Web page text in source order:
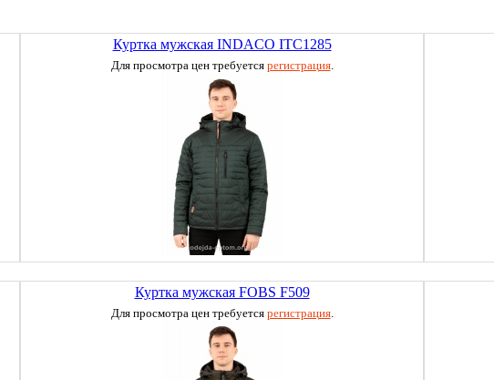
Куртка мужская INDACO ITC1285
Для просмотра цен требуется регистрация.
Куртка мужская FOBS F509
Для просмотра цен требуется регистрация.